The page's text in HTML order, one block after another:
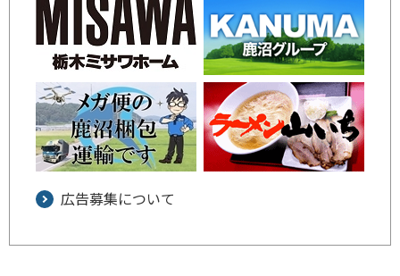
広告募集について